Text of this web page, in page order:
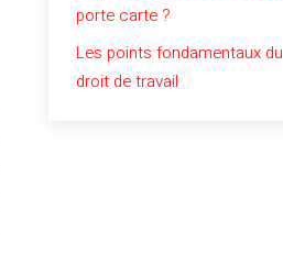
porte carte ?
Les points fondamentaux du
droit de travail